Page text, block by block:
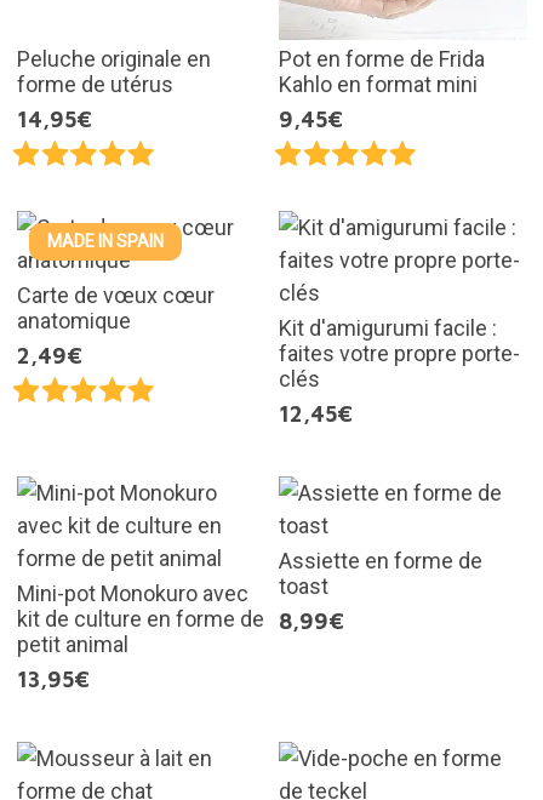
Peluche originale en
forme de utérus
14,95€
Pot en forme de Frida
Kahlo en format mini
9,45€
MADE IN SPAIN
Carte de vœux cœur
anatomique
2,49€
Kit d'amigurumi facile :
faites votre propre porte-
clés
12,45€
Mini-pot Monokuro avec
kit de culture en forme de
petit animal
13,95€
Assiette en forme de
toast
8,99€